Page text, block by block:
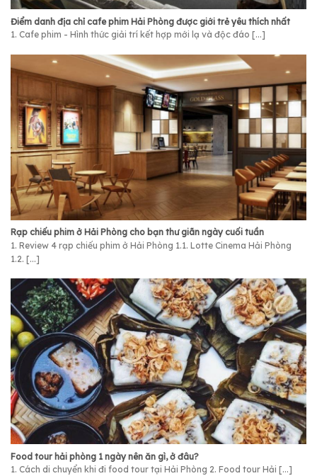
Điểm danh địa chỉ cafe phim Hải Phòng được giới trẻ yêu thích nhất
1. Cafe phim - Hình thức giải trí kết hợp mới lạ và độc đáo [...]
Rạp chiếu phim ở Hải Phòng cho bạn thư giãn ngày cuối tuần
1. Review 4 rạp chiếu phim ở Hải Phòng 1.1. Lotte Cinema Hải Phòng
1.2. [...]
Food tour hải phòng 1 ngày nên ăn gì, ở đâu?
1. Cách di chuyển khi đi food tour tại Hải Phòng 2. Food tour Hải [...]